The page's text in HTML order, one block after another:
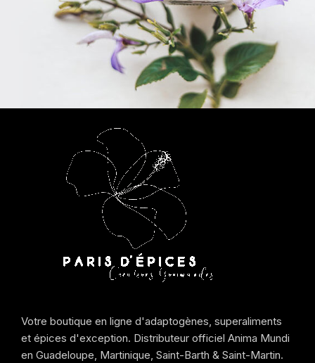
Votre boutique en ligne d'adaptogènes, superaliments
et épices d'exception. Distributeur officiel Anima Mundi
en Guadeloupe, Martinique, Saint-Barth & Saint-Martin.